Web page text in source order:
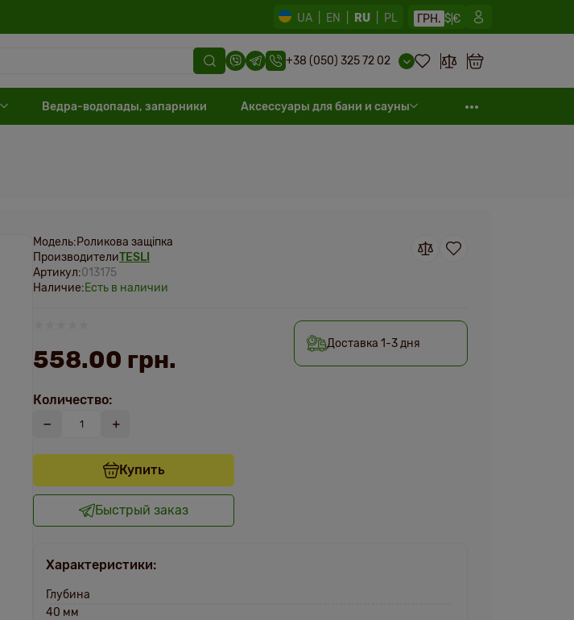
UA EN RU PL ГРН. $€
+38 (050) 325 72 02
Ведра-водопады, запарники Аксессуары для бани и сауны
Модель:Роликова защіпка
ПроизводителиTESLI
Артикул:013175
Наличие:Есть в наличии
Доставка 1-3 дня
558.00 грн.
Количество:
Купить
Быстрый заказ
Характеристики:
Глубина
40 мм